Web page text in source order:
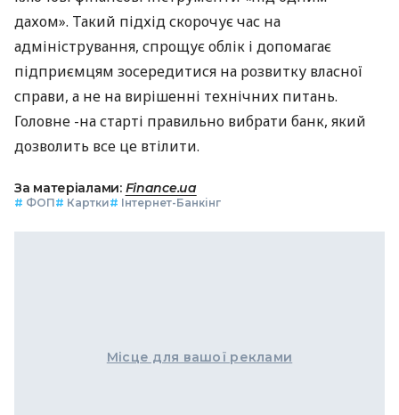
дахом». Такий підхід скорочує час на
адміністрування, спрощує облік і допомагає
підприємцям зосередитися на розвитку власної
справи, а не на вирішенні технічних питань.
Головне -на старті правильно вибрати банк, який
дозволить все це втілити.
За матеріалами: Finance.ua
# ФОП# Картки# Інтернет-Банкінг
Місце для вашої реклами